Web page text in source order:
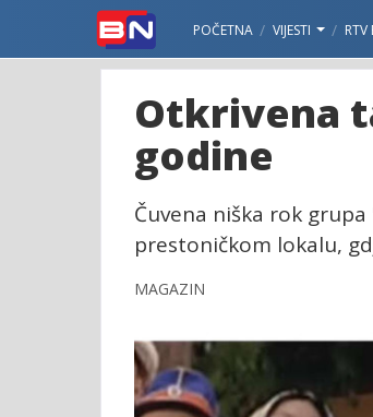
POČETNA VIJESTI RTV
Otkrivena
godine
Čuvena niška rok
prestoničkom lokalu,
MAGAZIN